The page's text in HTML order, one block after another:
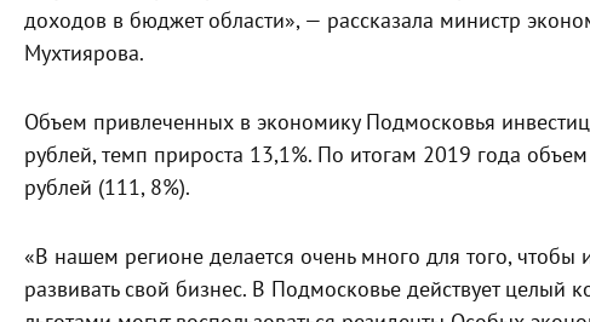
доходов в бюджет области», — рассказала министр
Мухтиярова.
Объем привлеченных в экономику Подмосковья
рублей, темп прироста 13,1%. По итогам 2019 года
рублей (111, 8%).
«В нашем регионе делается очень много для того,
развивать свой бизнес. В Подмосковье действует